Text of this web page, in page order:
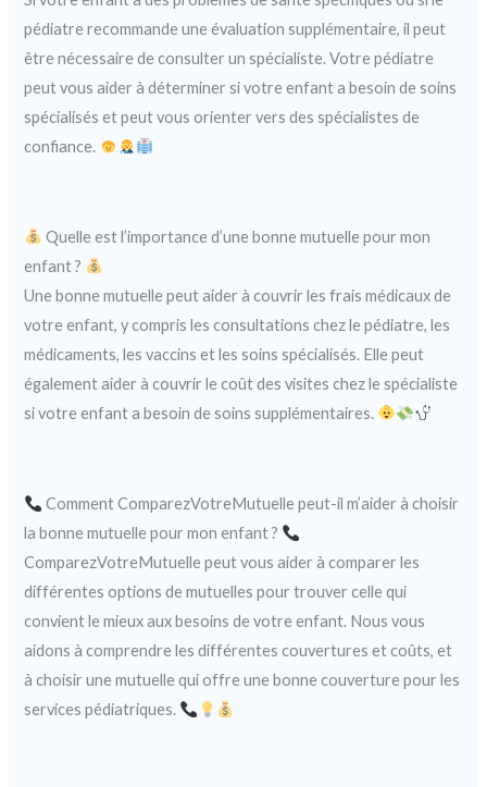
pédiatre recommande une évaluation supplémentaire, il peut
être nécessaire de consulter un spécialiste. Votre pédiatre
peut vous aider à déterminer si votre enfant a besoin de soins
spécialisés et peut vous orienter vers des spécialistes de
confiance.
Quelle est l’importance d’une bonne mutuelle pour mon
enfant ?
Une bonne mutuelle peut aider à couvrir les frais médicaux de
votre enfant, y compris les consultations chez le pédiatre, les
médicaments, les vaccins et les soins spécialisés. Elle peut
également aider à couvrir le coût des visites chez le spécialiste
si votre enfant a besoin de soins supplémentaires.
Comment ComparezVotreMutuelle peut-il m’aider à choisir
la bonne mutuelle pour mon enfant ?
ComparezVotreMutuelle peut vous aider à comparer les
différentes options de mutuelles pour trouver celle qui
convient le mieux aux besoins de votre enfant. Nous vous
aidons à comprendre les différentes couvertures et coûts, et
à choisir une mutuelle qui offre une bonne couverture pour les
services pédiatriques.